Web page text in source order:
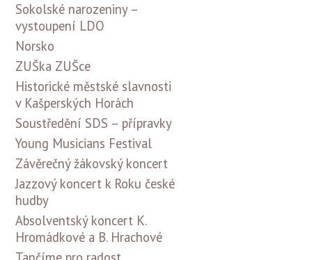
Sokolské narozeniny –
vystoupení LDO
Norsko
ZUŠka ZUŠce
Historické městské slavnosti
v Kašperských Horách
Soustředění SDS – přípravky
Young Musicians Festival
Závěrečný žákovský koncert
Jazzový koncert k Roku české
hudby
Absolventský koncert K.
Hromádkové a B. Hrachové